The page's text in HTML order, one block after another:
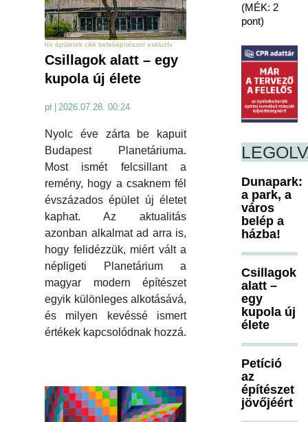
hír épületek cikk belsőépítészet exkluzív
Csillagok alatt – egy
kupola új élete
pt 2026.07.28. 00:24
Nyolc éve zárta be kapuit
Budapest Planetáriuma.
Most ismét felcsillant a
remény, hogy a csaknem fél
évszázados épület új életet
kaphat. Az aktualitás
azonban alkalmat ad arra is,
hogy felidézzük, miért vált a
népligeti Planetárium a
magyar modern építészet
egyik különleges alkotásává,
és milyen kevéssé ismert
értékek kapcsolódnak hozzá.
(MÉK: 2
pont)
Dunapark:
a park, a
város
belép a
házba!
Csillagok
alatt –
egy
kupola új
élete
Petíció
az
építészet
jövőjéért